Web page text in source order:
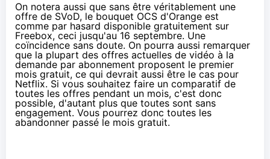
On notera aussi que sans être véritablement une
offre de SVoD, le bouquet OCS d'Orange est
comme par hasard disponible gratuitement sur
Freebox, ceci jusqu'au 16 septembre. Une
coïncidence sans doute. On pourra aussi remarquer
que la plupart des offres actuelles de vidéo à la
demande par abonnement proposent le premier
mois gratuit, ce qui devrait aussi être le cas pour
Netflix. Si vous souhaitez faire un comparatif de
toutes les offres pendant un mois, c'est donc
possible, d'autant plus que toutes sont sans
engagement. Vous pourrez donc toutes les
abandonner passé le mois gratuit.